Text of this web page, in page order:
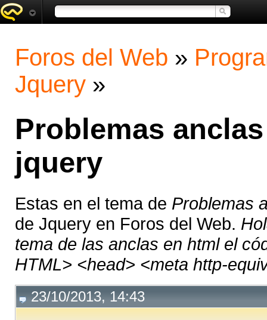
Foros del Web »
Jquery »
Problemas
jquery
Estas en el tema de Problemas
de Jquery en Foros del Web.
tema de las anclas en html el
HTML> <head> <meta http-
23/10/2013, 14:43